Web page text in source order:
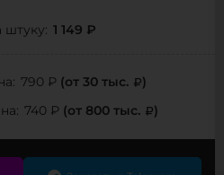
штуку: 1 149 ₽
790 ₽ (от 30 тыс. )
740 ₽ (от 800 тыс. )